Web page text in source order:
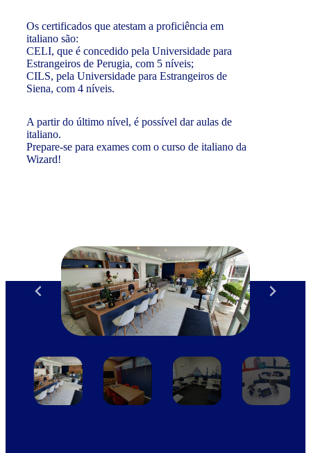
Os certificados que atestam a proficiência em
italiano são:
CELI, que é concedido pela Universidade para
Estrangeiros de Perugia, com 5 níveis;
CILS, pela Universidade para Estrangeiros de
Siena, com 4 níveis.
A partir do último nível, é possível dar aulas de
italiano.
Prepare-se para exames com o curso de italiano da
Wizard!